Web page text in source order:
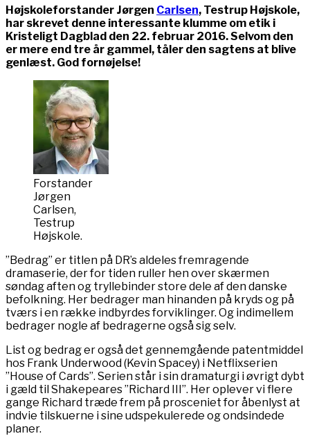
Højskoleforstander Jørgen Carlsen, Testrup Højskole,
har skrevet denne interessante klumme om etik i
Kristeligt Dagblad den 22. februar 2016. Selvom den
er mere end tre år gammel, tåler den sagtens at blive
genlæst. God fornøjelse!
Forstander
Jørgen
Carlsen,
Testrup
Højskole.
”Bedrag” er titlen på DR’s aldeles fremragende
dramaserie, der for tiden ruller hen over skærmen
søndag aften og tryllebinder store dele af den danske
befolkning. Her bedrager man hinanden på kryds og på
tværs i en række indbyrdes forviklinger. Og indimellem
bedrager nogle af bedragerne også sig selv.
List og bedrag er også det gennemgående patentmiddel
hos Frank Underwood (Kevin Spacey) i Netflixserien
”House of Cards”. Serien står i sin dramaturgi i øvrigt dybt
i gæld til Shakepeares ”Richard III”. Her oplever vi flere
gange Richard træde frem på prosceniet for åbenlyst at
indvie tilskuerne i sine udspekulerede og ondsindede
planer.